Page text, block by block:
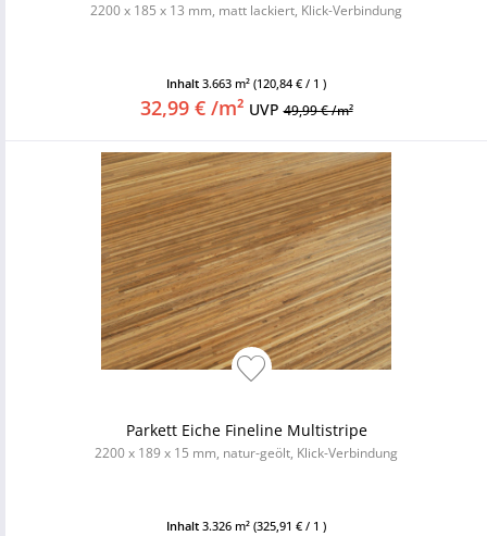
2200 x 185 x 13 mm, matt lackiert, Klick-Verbindung
Inhalt 3.663 m² (120,84 € / 1 )
32,99 € /m² UVP49,99 € /m²
Parkett Eiche Fineline Multistripe
2200 x 189 x 15 mm, natur-geölt, Klick-Verbindung
Inhalt 3.326 m² (325,91 € / 1 )